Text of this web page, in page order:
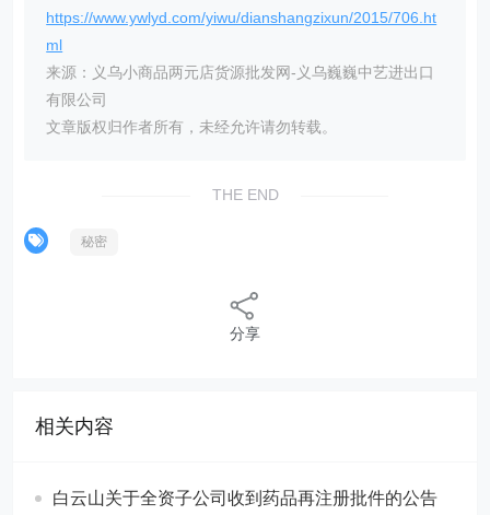
https://www.ywlyd.com/yiwu/dianshangzixun/2015/706.ht
ml
来源：义乌小商品两元店货源批发网-义乌巍巍中艺进出口
有限公司
文章版权归作者所有，未经允许请勿转载。
THE END
秘密
分享
相关内容
白云山关于全资子公司收到药品再注册批件的公告